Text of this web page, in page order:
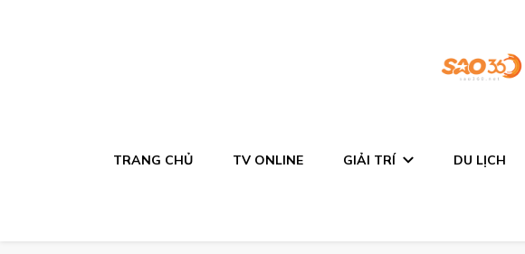
TRANG CHỦ TV ONLINE GIẢI TRÍ DU LỊCH